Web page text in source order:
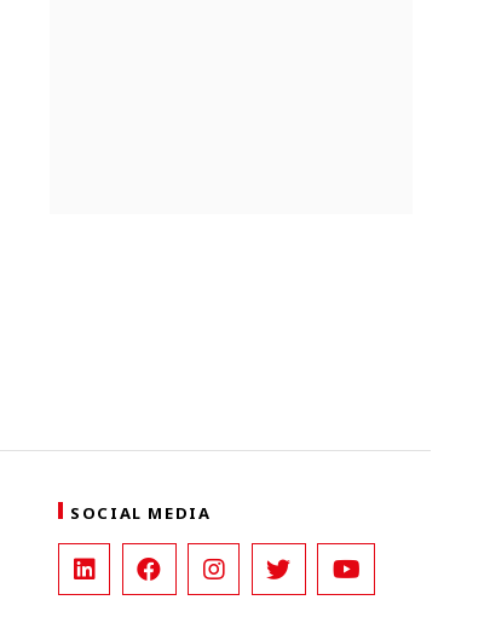
SOCIAL MEDIA